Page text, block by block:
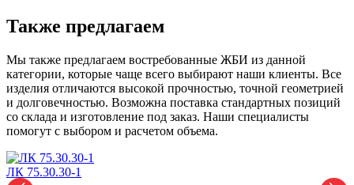
Также предлагаем
Мы также предлагаем востребованные ЖБИ из данной
категории, которые чаще всего выбирают наши клиенты. Все
изделия отличаются высокой прочностью, точной геометрией
и долговечностью. Возможна поставка стандартных позиций
со склада и изготовление под заказ. Наши специалисты
помогут с выбором и расчетом объема.
ЛК 75.30.30-1